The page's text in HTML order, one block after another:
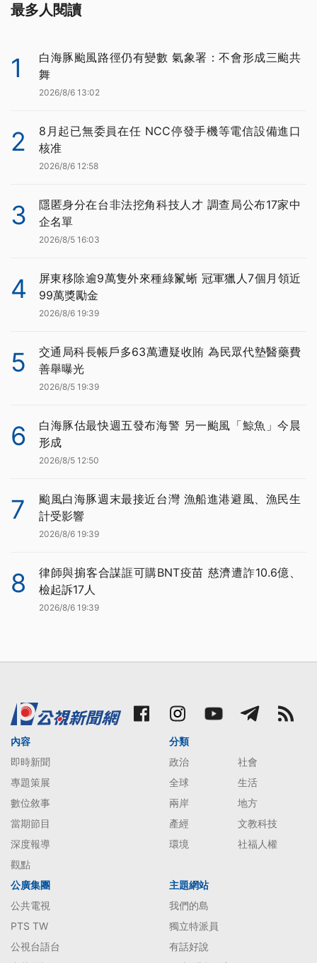
最多人閱讀
1
白海豚颱風路徑仍有變數 氣象署：不會形成三颱共
舞
2026/8/6 13:02
2
8月起已無委員在任 NCC停發手機等電信設備進口
核准
2026/8/6 12:58
3
隱匿身分在台非法挖角科技人才 調查局公布17家中
企名單
2026/8/5 16:03
4
屏東移除逾9萬隻外來種綠鬣蜥 冠軍獵人7個月領近
99萬獎勵金
2026/8/6 19:39
5
交通局科長帳戶多63萬遭疑收賄 為民眾代墊醫藥費
善舉曝光
2026/8/5 19:39
6
白海豚估最快週五發布海警 另一颱風「鯨魚」今晨
形成
2026/8/5 12:50
7
颱風白海豚週末最接近台灣 漁船進港避風、漁民生
計受影響
2026/8/6 19:39
8
律師與掮客合謀誆可購BNT疫苗 慈濟遭詐10.6億、
檢起訴17人
2026/8/6 19:39
內容
即時新聞
專題策展
數位敘事
當期節目
深度報導
觀點
分類
政治
社會
全球
生活
兩岸
地方
產經
文教科技
環境
社福人權
公廣集團
公共電視
PTS TW
公視台語台
主題網站
我們的島
獨立特派員
有話好說